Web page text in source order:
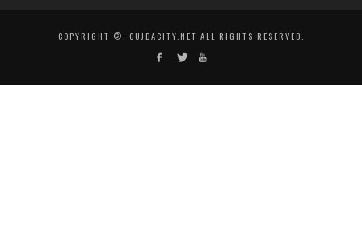
COPYRIGHT ©, OUJDACITY.NET ALL RIGHTS RESERVED.